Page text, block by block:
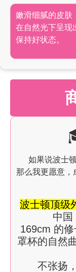
嫩滑细腻的皮肤
在自然光下呈现
保持好状态。
如果说波士
那么我更愿意，
波士顿顶级
中国
169cm 的
罩杯的自然
不张扬